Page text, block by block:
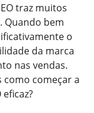
traz muitos
Quando bem
o
da marca
nas vendas.
como começar a